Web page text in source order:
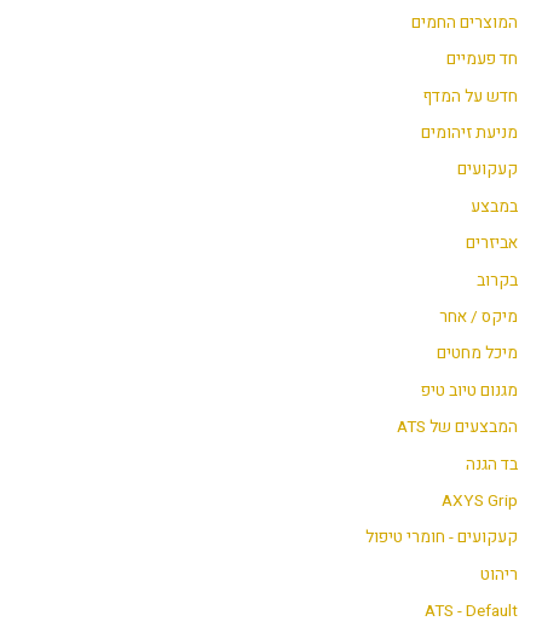
המוצרים החמים
חד פעמיים
חדש על המדף
מניעת זיהומים
קעקועים
במבצע
אביזרים
בקרוב
מיקס / אחר
מיכל מחטים
מגנום טיוב טיפ
המבצעים של ATS
בד הגנה
AXYS Grip
קעקועים - חומרי טיפול
ריהוט
ATS - Default